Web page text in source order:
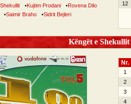
•Kujtim Prodani •Rovena Dilo
•Saimir Braho •Sidrit Bejleri
12
Këngët e
Nr.
1
2
3
4